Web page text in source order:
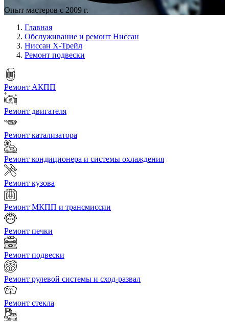
Опыт мастеров с 2009 г.
Главная
Обслуживание и ремонт Ниссан
Ниссан Х-Трейл
Ремонт подвески
Ремонт АКПП
Ремонт двигателя
Ремонт катализатора
Ремонт кондиционера и системы охлаждения
Ремонт кузова
Ремонт МКПП и трансмиссии
Ремонт печки
Ремонт подвески
Ремонт рулевой системы и сход-развал
Ремонт стекла